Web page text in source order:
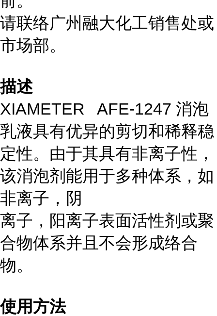
请联络广州融大化工销售处或
市场部。
描述
XIAMETER AFE-1247 消泡
乳液具有优异的剪切和稀释稳
定性。由于其具有非离子性，
该消泡剂能用于多种体系，如
非离子，阴
离子，阳离子表面活性剂或聚
合物体系并且不会形成络合
物。
使用方法